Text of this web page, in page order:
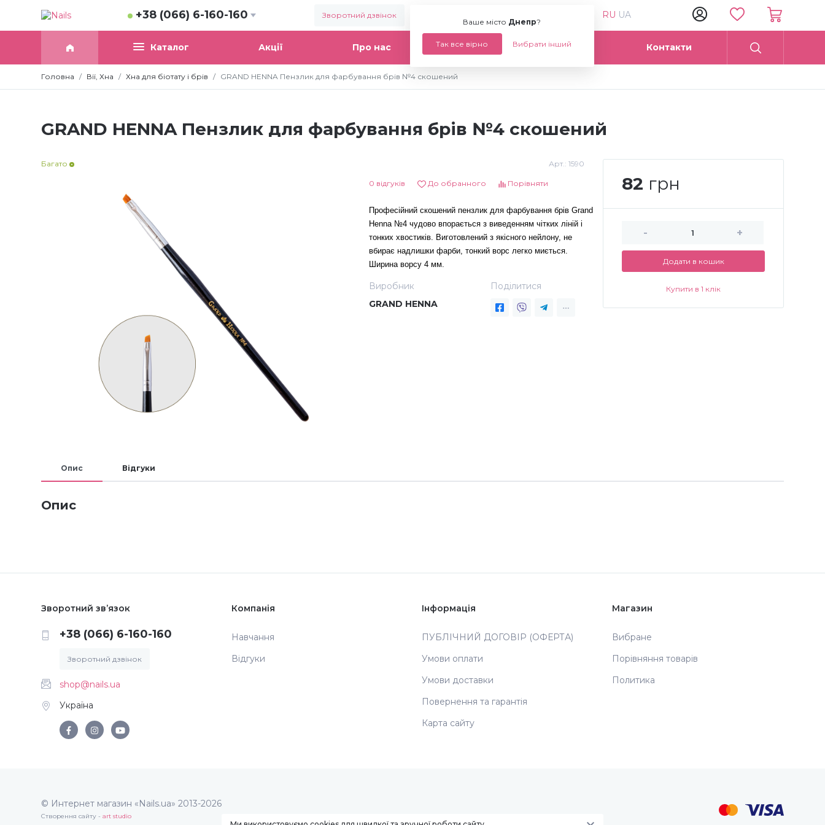
+38 (066) 6-160-160 Зворотний дзвінок
Ваше місто Днепр?
Так все вірно Вибрати інший
RU UA
Каталог Акції Про нас Статті Опт Контакти
Головна Вії, Хна Хна для біотату і брів GRAND HENNA Пензлик для фарбування брів №4 скошений
GRAND HENNA Пензлик для фарбування брів №4 скошений
Багато Арт.: 1590
0 відгуків До обранного Порівняти
Професійний скошений пензлик для фарбування брів Grand
Henna №4 чудововпорається з виведенням чітких ліній і
тонких хвостиків. Виготовлений з якісного нейлону, не
вбирає надлишки фарби, тонкий ворс легко миється.
Ширина ворсу 4 мм.
Виробник
GRAND HENNA
Поділитися
82 грн
- +
Додати в кошик
Купити в 1 клік
Опис Відгуки
Опис
Зворотний зв’язок
+38 (066) 6-160-160
Зворотний дзвінок
shop@nails.ua
Україна
Компанія
Навчання
Відгуки
Інформація
ПУБЛІЧНИЙ ДОГОВІР (ОФЕРТА)
Умови оплати
Умови доставки
Повернення та гарантія
Карта сайту
Магазин
Вибране
Порівняння товарів
Политика
© Интернет магазин «Nails.ua» 2013-2026
Створення сайту - art studio